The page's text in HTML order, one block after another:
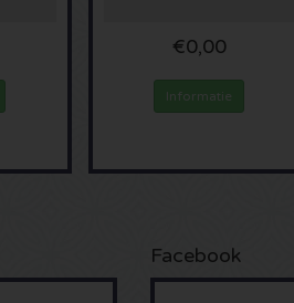
€0,00
Informatie
Facebook